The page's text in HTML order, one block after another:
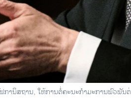
ານິສຖານ, ໃຫ້ການຕໍ່ຄະນະກຳມະການພົວພັ